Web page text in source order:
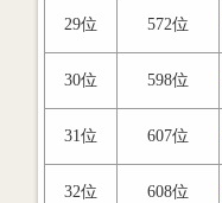
29位 572位
30位 598位
31位 607位
32位 608位